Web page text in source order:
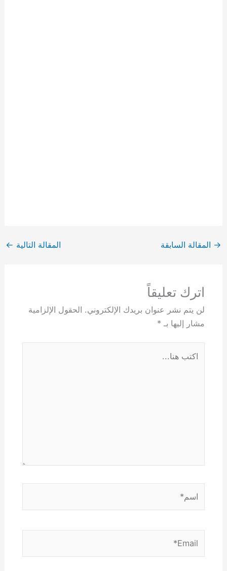
→ المقالة السابقة المقالة التالية ←
اترك تعليقاً
لن يتم نشر عنوان بريدك الإلكتروني. الحقول الإلزامية
مشار إليها بـ *
هنا...